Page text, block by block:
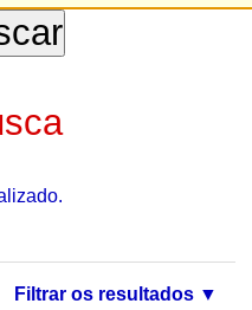
Filtrar os resultados